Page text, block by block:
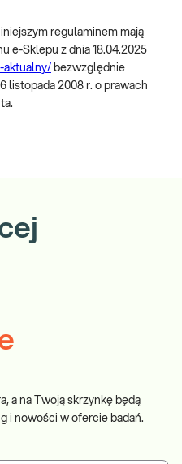
regulaminem mają
e-Sklepu z dnia 18.04.2025
aktualny/ bezwzględnie
listopada 2008 r. o prawach
a na Twoją skrzynkę będą
i nowości w ofercie badań.